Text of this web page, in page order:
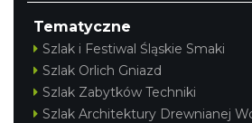
Tematyczne
Szlak i Festiwal Śląskie Smaki
Szlak Orlich Gniazd
Szlak Zabytków Techniki
Szlak Architektury Drewnianej